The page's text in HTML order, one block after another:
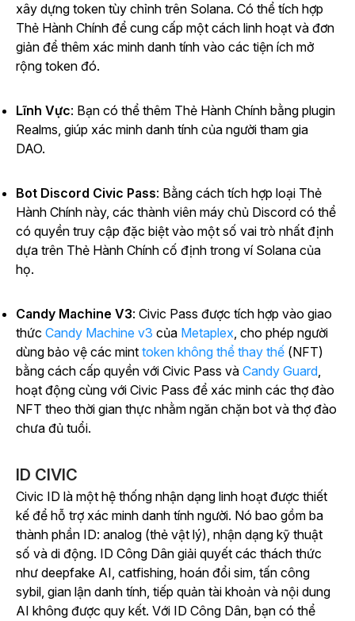
xây dựng token tùy chỉnh trên Solana. Có thể tích hợp
Thẻ Hành Chính để cung cấp một cách linh hoạt và đơn
giản để thêm xác minh danh tính vào các tiện ích mở
rộng token đó.
Lĩnh Vực: Bạn có thể thêm Thẻ Hành Chính bằng plugin
Realms, giúp xác minh danh tính của người tham gia
DAO.
Bot Discord Civic Pass: Bằng cách tích hợp loại Thẻ
Hành Chính này, các thành viên máy chủ Discord có thể
có quyền truy cập đặc biệt vào một số vai trò nhất định
dựa trên Thẻ Hành Chính cố định trong ví Solana của
họ.
Candy Machine V3: Civic Pass được tích hợp vào giao
thức Candy Machine v3 của Metaplex, cho phép người
dùng bảo vệ các mint token không thể thay thế (NFT)
bằng cách cấp quyền với Civic Pass và Candy Guard,
hoạt động cùng với Civic Pass để xác minh các thợ đào
NFT theo thời gian thực nhằm ngăn chặn bot và thợ đào
chưa đủ tuổi.
ID CIVIC
Civic ID là một hệ thống nhận dạng linh hoạt được thiết
kế để hỗ trợ xác minh danh tính người. Nó bao gồm ba
thành phần ID: analog (thẻ vật lý), nhận dạng kỹ thuật
số và di động. ID Công Dân giải quyết các thách thức
như deepfake AI, catfishing, hoán đổi sim, tấn công
sybil, gian lận danh tính, tiếp quản tài khoản và nội dung
AI không được quy kết. Với ID Công Dân, bạn có thể